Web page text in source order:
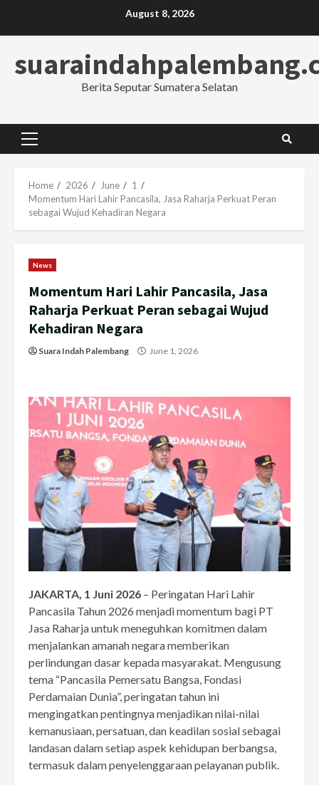
August 8, 2026
Berita Seputar Sumatera Selatan
Primary
Home 2026 June
1
Momentum Hari Lahir Pancasila, Jasa Raharja Perkuat Peran
sebagai Wujud Kehadiran Negara
News
Momentum Hari Lahir Pancasila, Jasa
Raharja Perkuat Peran sebagai Wujud
Kehadiran Negara
Suara Indah Palembang June 1, 2026
JAKARTA, 1 Juni 2026 – Peringatan Hari Lahir
Pancasila Tahun 2026 menjadi momentum bagi PT
Jasa Raharja untuk meneguhkan komitmen dalam
menjalankan amanah negara memberikan
perlindungan dasar kepada masyarakat. Mengusung
tema “Pancasila Pemersatu Bangsa, Fondasi
Perdamaian Dunia”, peringatan tahun ini
mengingatkan pentingnya menjadikan nilai-nilai
kemanusiaan, persatuan, dan keadilan sosial sebagai
landasan dalam setiap aspek kehidupan berbangsa,
termasuk dalam penyelenggaraan pelayanan publik.